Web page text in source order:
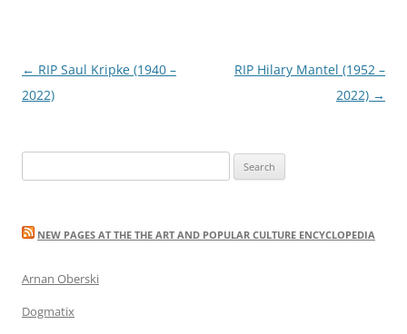
Post
navigation
← RIP Saul Kripke (1940 –
2022)
RIP Hilary Mantel (1952 –
2022) →
for:
NEW PAGES AT THE THE ART AND POPULAR CULTURE ENCYCLOPEDIA
Arnan Oberski
Dogmatix